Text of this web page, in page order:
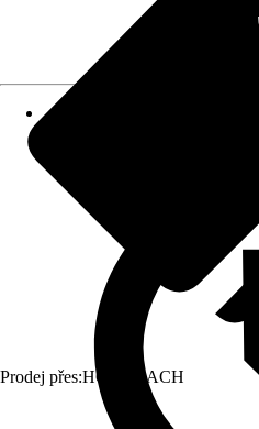
Prodej přes:HORNBACH